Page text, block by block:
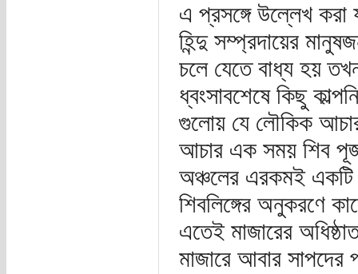
এ প্রসঙ্গে উল্লেখ করা
হিন্দু সম্প্রদায়ের
চলে যেতে বাধ্য হয়
ধ্বংসাবশেষে কিছু
গুলোয় যে লৌকিক
আচার এক সময় শিব
অঞ্চলের এরকমই একটি
শিবলিঙ্গের অনুকরণে
এতেই মাজারের
মাজারে আবার সাপদের